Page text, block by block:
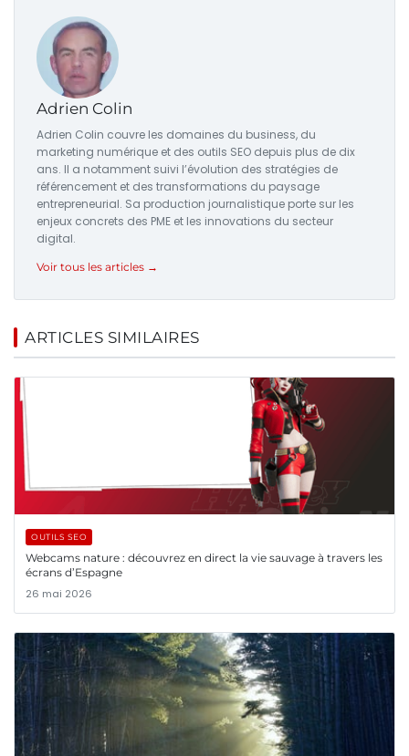
Adrien Colin
Adrien Colin couvre les domaines du business, du
marketing numérique et des outils SEO depuis plus de dix
ans. Il a notamment suivi l’évolution des stratégies de
référencement et des transformations du paysage
entrepreneurial. Sa production journalistique porte sur les
enjeux concrets des PME et les innovations du secteur
digital.
Voir tous les articles →
ARTICLES SIMILAIRES
OUTILS SEO
Webcams nature : découvrez en direct la vie sauvage à travers les
écrans d’Espagne
26 mai 2026